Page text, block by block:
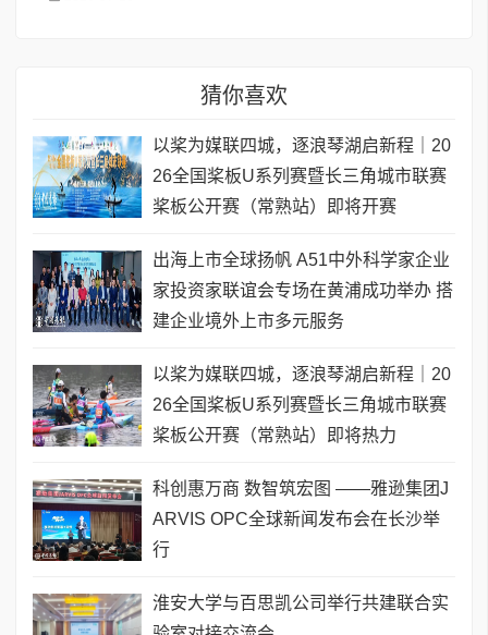
猜你喜欢
以桨为媒联四城，逐浪琴湖启新程｜20
26全国桨板U系列赛暨长三角城市联赛
桨板公开赛（常熟站）即将开赛
出海上市全球扬帆 A51中外科学家企业
家投资家联谊会专场在黄浦成功举办 搭
建企业境外上市多元服务
以桨为媒联四城，逐浪琴湖启新程｜20
26全国桨板U系列赛暨长三角城市联赛
桨板公开赛（常熟站）即将热力
科创惠万商 数智筑宏图 ——雅逊集团J
ARVIS OPC全球新闻发布会在长沙举
行
淮安大学与百思凯公司举行共建联合实